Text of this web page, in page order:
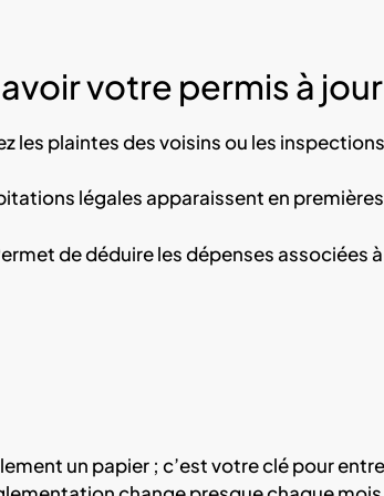
votre permis à jour
les plaintes des voisins ou les
légales apparaissent en
de déduire les dépenses associées
un papier ; c’est votre clé pour